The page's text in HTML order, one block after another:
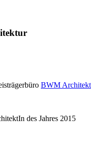
BWM
des Jahres 2015